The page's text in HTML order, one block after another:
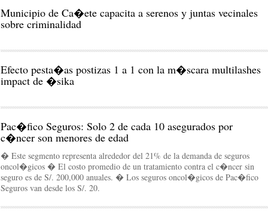
Municipio de Ca�ete capacita a serenos y juntas vecinales
sobre criminalidad
Efecto pesta�as postizas 1 a 1 con la m�scara multilashes
impact de �sika
Pac�fico Seguros: Solo 2 de cada 10 asegurados por
c�ncer son menores de edad
� Este segmento representa alrededor del 21% de la demanda de seguros
oncol�gicos � El costo promedio de un tratamiento contra el c�ncer sin
seguro es de S/. 200,000 anuales. � Los seguros oncol�gicos de Pac�fico
Seguros van desde los S/. 20.